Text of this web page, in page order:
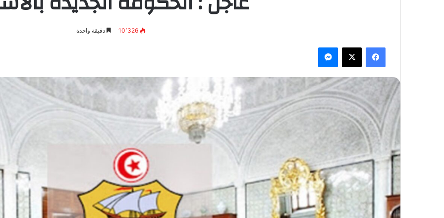
10٬326 دقيقة واحدة
فيسبوك